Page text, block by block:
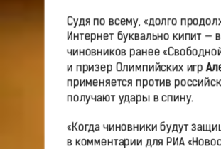
Судя по всему, «долго
Интернет буквально кипит
чиновников ранее
и призер Олимпийских игр
применяется против
получают удары в спину.
«Когда чиновники будут
в комментарии для РИА